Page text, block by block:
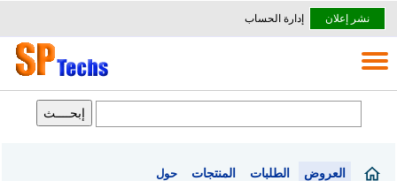
نشر إعلان إدارة الحساب
العروض الطلبات المنتجات حول